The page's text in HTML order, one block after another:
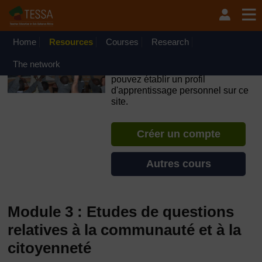
Passer au contenu principal
OpenLearn Create will be unavailable on Wednesday 12
August 2026 from 8am to 10.30am (GMT) due to routine
Home Resources Courses Research
The network
pouvez établir un profil
d'apprentissage personnel sur ce
site.
Créer un compte
Autres cours
Module 3 : Etudes de questions
relatives à la communauté et à la
citoyenneté